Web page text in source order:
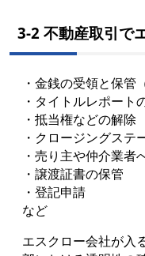
3-2 不動産取引で
・金銭の受領と保管
・タイトルレポート
・抵当権などの解除
・クロージングステ
・売り主や仲介業者
・譲渡証書の保管
・登記申請
など
エスクロー会社が入